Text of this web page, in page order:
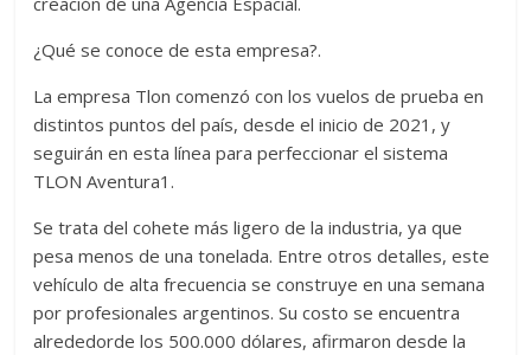
¿Qué se conoce de esta empresa?.
La empresa Tlon comenzó con los vuelos de prueba en
distintos puntos del país, desde el inicio de 2021, y
seguirán en esta línea para perfeccionar el sistema
TLON Aventura1.
Se trata del cohete más ligero de la industria, ya que
pesa menos de una tonelada. Entre otros detalles, este
vehículo de alta frecuencia se construye en una semana
por profesionales argentinos. Su costo se encuentra
alrededorde los 500.000 dólares, afirmaron desde la